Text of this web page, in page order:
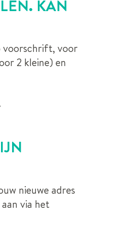
KAN
voorschrift, voor
2 kleine) en
nieuwe adres
via het